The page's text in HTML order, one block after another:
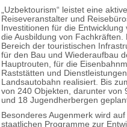
„Uzbektourism“ leistet eine
Reiseveranstalter und
Investitionen für die
die Ausbildung von
Bereich der touristischen
für den Bau und Wiederaufbau
Hauptrouten, für die
Raststätten und
Landsautobahn realisiert. Bis
von 240 Objekten, darunter von
und 18 Jugendherbergen
Besonderes Augenmerk wird
staatlichen Programme zur